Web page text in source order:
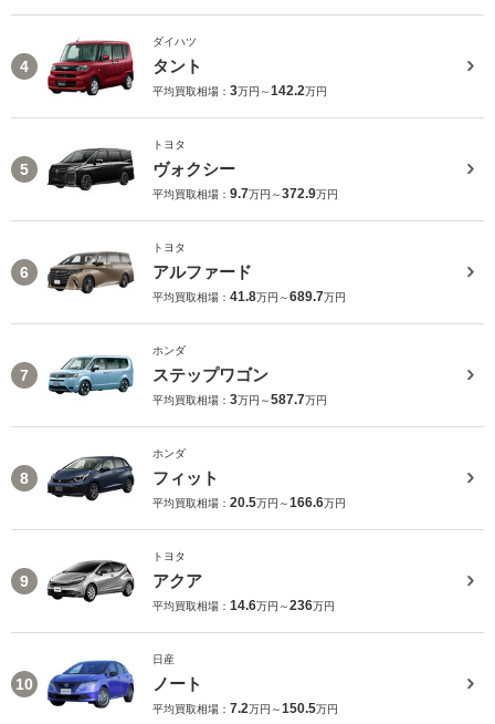
4
ダイハツ
タント
平均買取相場： 3万円～142.2万円
5
トヨタ
ヴォクシー
平均買取相場： 9.7万円～372.9万円
6
トヨタ
アルファード
平均買取相場： 41.8万円～689.7万円
7
ホンダ
ステップワゴン
平均買取相場： 3万円～587.7万円
8
ホンダ
フィット
平均買取相場： 20.5万円～166.6万円
9
トヨタ
アクア
平均買取相場： 14.6万円～236万円
10
日産
ノート
平均買取相場： 7.2万円～150.5万円